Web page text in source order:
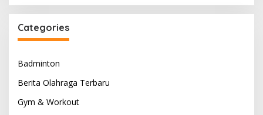
Categories
Badminton
Berita Olahraga Terbaru
Gym & Workout